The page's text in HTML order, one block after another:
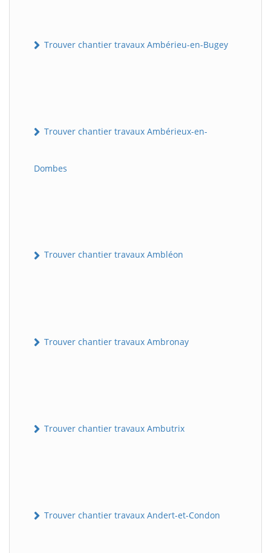
Trouver chantier travaux Ambérieu-en-Bugey
Trouver chantier travaux Ambérieux-en-
Dombes
Trouver chantier travaux Ambléon
Trouver chantier travaux Ambronay
Trouver chantier travaux Ambutrix
Trouver chantier travaux Andert-et-Condon